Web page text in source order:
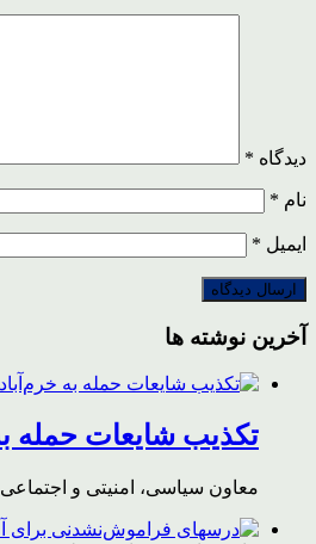
دیدگاه *
نام *
ایمیل *
آخرین نوشته ها
تکذیب شایعات حمله
معاون سیاسی، امنیتی و